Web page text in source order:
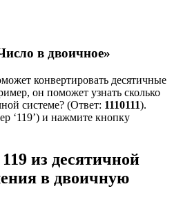
в двоичное»
конвертировать десятичные
он поможет узнать сколько
системе? (Ответ: 1110111).
‘119’) и нажмите кнопку
из десятичной
в двоичную